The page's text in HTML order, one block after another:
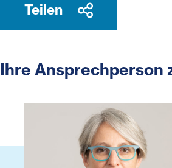
Teilen
Ihre Ansprechperson